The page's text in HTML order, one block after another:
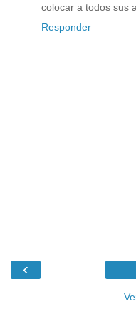
colocar a todos sus
Responder
‹